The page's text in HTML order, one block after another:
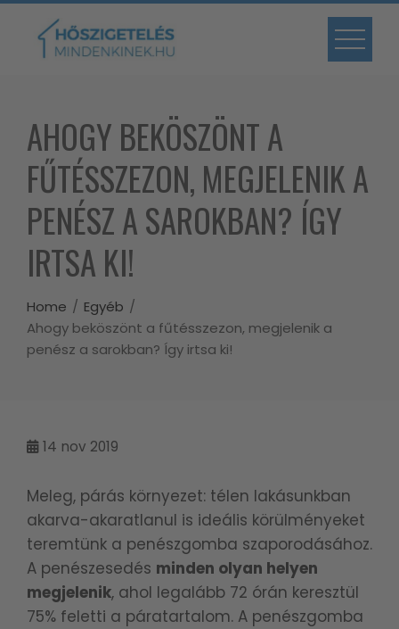
Skip
content
AHOGY BEKÖSZÖNT A
FŰTÉSSZEZON, MEGJELENIK A
PENÉSZ A SAROKBAN? ÍGY
IRTSA KI!
Home
Egyéb
Ahogy beköszönt a fűtésszezon, megjelenik a
penész a sarokban? Így irtsa ki!
14 nov 2019
Meleg, párás környezet: télen lakásunkban
akarva-akaratlanul is ideális körülményeket
teremtünk a penészgomba szaporodásához.
A penészesedés minden olyan helyen
megjelenik, ahol legalább 72 órán keresztül
75% feletti a páratartalom. A penészgomba